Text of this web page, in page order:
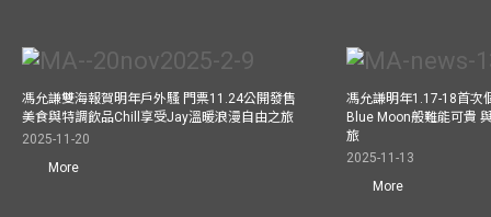
馮允謙雙海報賀明年戶外騷 門票11.24公開發售
美食與特調飲品Chill享受Jay溫暖浪漫自由之旅
2025-11-20
More
馮允謙明年1.17-18首次
Blue Moon般難能可貴
旅
2025-11-13
More